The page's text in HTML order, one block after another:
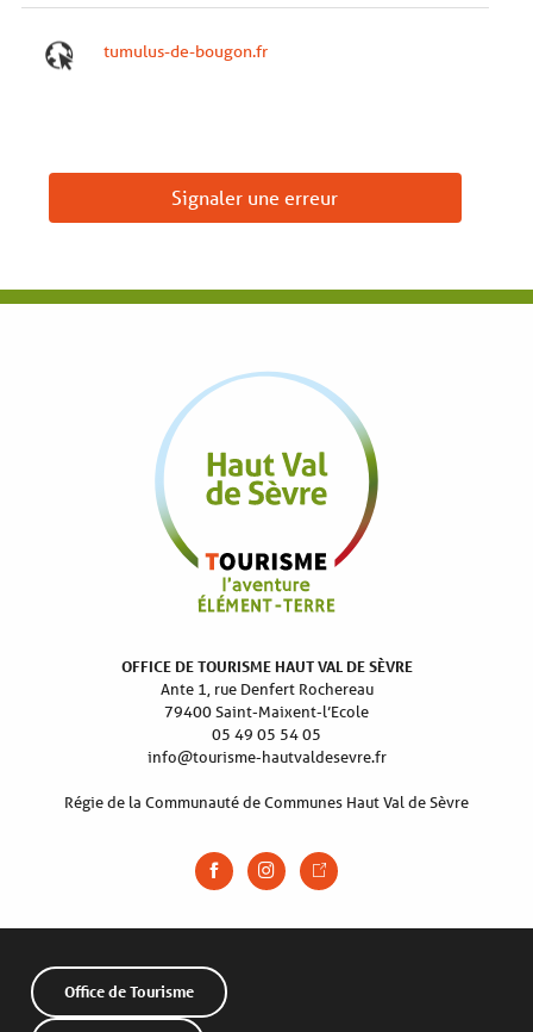
tumulus-de-bougon.fr
Signaler une erreur
OFFICE DE TOURISME HAUT VAL DE SÈVRE
Ante 1, rue Denfert Rochereau
79400 Saint-Maixent-l’Ecole
05 49 05 54 05
info@tourisme-hautvaldesevre.fr
Régie de la Communauté de Communes Haut Val de Sèvre
Office de Tourisme